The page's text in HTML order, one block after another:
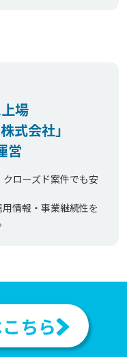
場
式会社」
営
ローズド案件でも安
情報・事業継続性を
ちら